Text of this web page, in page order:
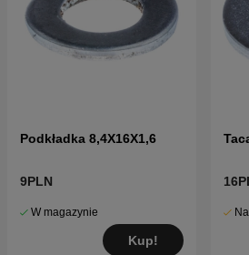
Podkładka 8,4X16X1,6
9PLN
W magazynie
Kup!